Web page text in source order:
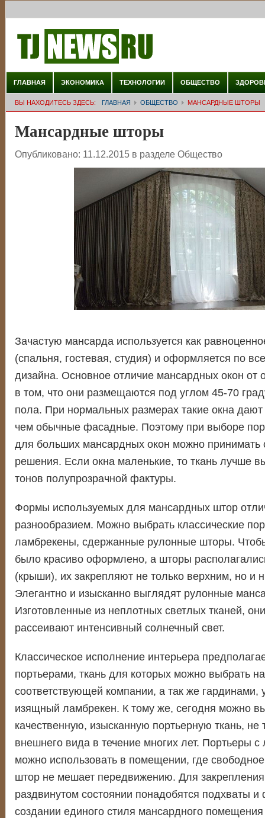
ГЛАВНАЯ ЭКОНОМИКА ТЕХНОЛОГИИ ОБЩЕСТВО
ВЫ НАХОДИТЕСЬ ЗДЕСЬ: ГЛАВНАЯ ОБЩЕСТВО МАНСАРДНЫЕ ШТОРЫ
Мансардные шторы
Опубликовано: 11.12.2015 в разделе Общество
Зачастую мансарда используется как
(спальня, гостевая, студия) и оформляется по
дизайна. Основное отличие мансардных окон от
в том, что они размещаются под углом 45-70
пола. При нормальных размерах такие окна
чем обычные фасадные. Поэтому при выборе
для больших мансардных окон можно принимать
решения. Если окна маленькие, то ткань лучше
тонов полупрозрачной фактуры.
Формы используемых для мансардных штор
разнообразием. Можно выбрать классические
ламбрекены, сдержанные рулонные шторы.
было красиво оформлено, а шторы
(крыши), их закрепляют не только верхним, но и
Элегантно и изысканно выглядят рулонные
Изготовленные из неплотных светлых тканей,
рассеивают интенсивный солнечный свет.
Классическое исполнение интерьера
портьерами, ткань для которых можно выбрать
соответствующей компании, а так же гардинами,
изящный ламбрекен. К тому же, сегодня можно
качественную, изысканную портьерную ткань,
внешнего вида в течение многих лет. Портьеры
можно использовать в помещении, где
штор не мешает передвижению. Для закрепления
раздвинутом состоянии понадобятся подхваты
создании единого стиля мансардного